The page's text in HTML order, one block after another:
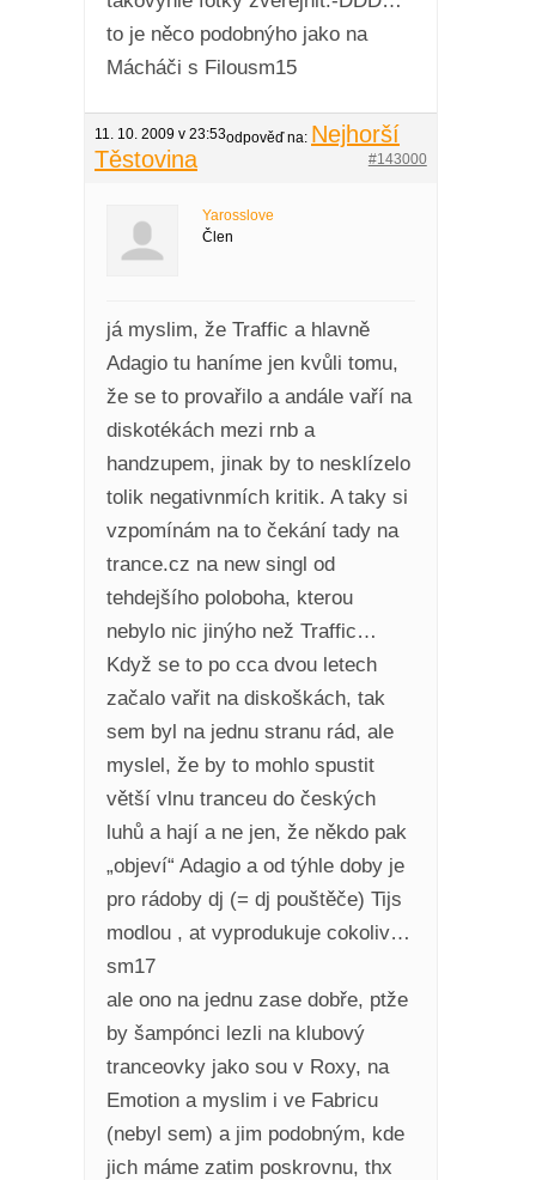
to je něco podobnýho jako na
Mácháči s Filousm15
11. 10. 2009 v 23:53odpověď na: Nejhorší
Těstovina
#143000
Yarosslove
Člen
já myslim, že Traffic a hlavně
Adagio tu haníme jen kvůli tomu,
že se to provařilo a andále vaří na
diskotékách mezi rnb a
handzupem, jinak by to nesklízelo
tolik negativnmích kritik. A taky si
vzpomínám na to čekání tady na
trance.cz na new singl od
tehdejšího poloboha, kterou
nebylo nic jinýho než Traffic…
Když se to po cca dvou letech
začalo vařit na diskoškách, tak
sem byl na jednu stranu rád, ale
myslel, že by to mohlo spustit
větší vlnu tranceu do českých
luhů a hají a ne jen, že někdo pak
„objeví“ Adagio a od týhle doby je
pro rádoby dj (= dj pouštěče) Tijs
modlou , at vyprodukuje cokoliv…
sm17
ale ono na jednu zase dobře, ptže
by šampónci lezli na klubový
tranceovky jako sou v Roxy, na
Emotion a myslim i ve Fabricu
(nebyl sem) a jim podobným, kde
jich máme zatim poskrovnu, thx